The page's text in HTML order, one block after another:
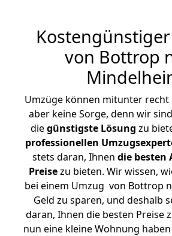
von Bottrop
Umzüge können mitunter recht
aber keine Sorge, denn wir
diegünstigste Lösung zu
professionellen
stets daran, Ihnen die besten
Preisezu bieten. Wir wissen,
bei einem Umzug von Bottrop
Geld zu sparen, und deshalb
daran, Ihnen die besten Preise
nun eine kleine Wohnung